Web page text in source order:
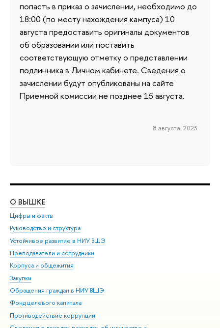
попасть в приказ о зачислении, необходимо до
18:00 (по месту нахождения кампуса) 10
августа предоставить оригиналы документов
об образовании или поставить
соответствующую отметку о представлении
подлинника в Личном кабинете. Сведения о
зачислении будут опубликованы на сайте
Приемной комиссии не позднее 15 августа.
8 августа 2023
О ВЫШКЕ
Цифры и факты
Руководство и структура
Устойчивое развитие в НИУ ВШЭ
Преподаватели и сотрудники
Корпуса и общежития
Закупки
Обращения граждан в НИУ ВШЭ
Фонд целевого капитала
Противодействие коррупции